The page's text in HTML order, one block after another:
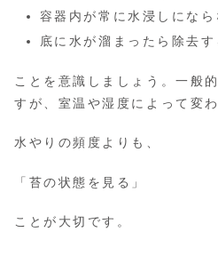
容器内が常に水浸しになら
底に水が溜まったら除去す
ことを意識しましょう。一般
すが、室温や湿度によって変わ
水やりの頻度よりも、
「苔の状態を見る」
ことが大切です。